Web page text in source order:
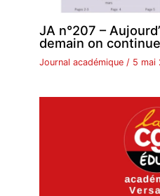
JA n°207 –
demain on
Journal académique / 5 mai